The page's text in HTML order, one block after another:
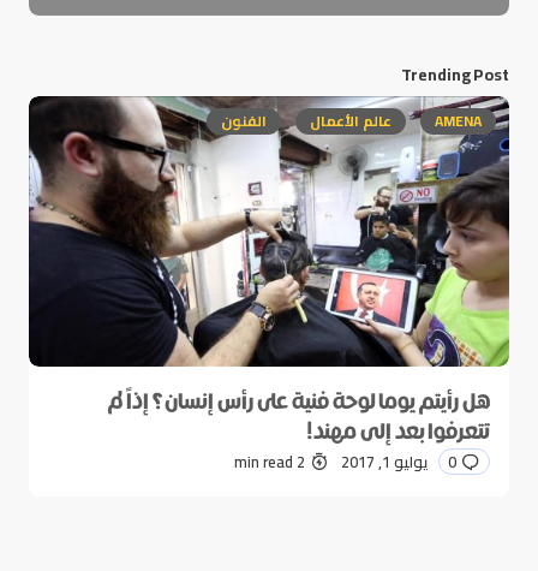
Trending Post
AMENA عالم الأعمال الفنون
هل رأيتم يوما لوحة فنية على رأس إنسان؟ إذاً لم
تتعرفوا بعد إلى مهند!
0 يوليو 1, 2017 2 min read